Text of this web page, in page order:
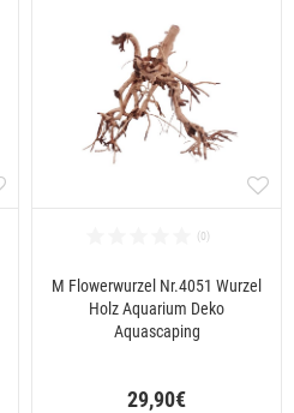
M Flowerwurzel Nr.4051 Wurzel
Holz Aquarium Deko
Aquascaping
29,90€